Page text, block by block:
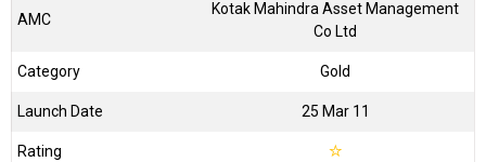
AMC
Kotak Mahindra Asset Management
Co Ltd
Category Gold
Launch Date 25 Mar 11
Rating ☆